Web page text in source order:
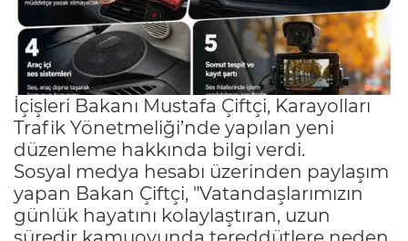
İçişleri Bakanı Mustafa Çiftçi, Karayolları
Trafik Yönetmeliği’nde yapılan yeni
düzenleme hakkında bilgi verdi.
Sosyal medya hesabı üzerinden paylaşım
yapan Bakan Çiftçi, "Vatandaşlarımızın
günlük hayatını kolaylaştıran, uzun